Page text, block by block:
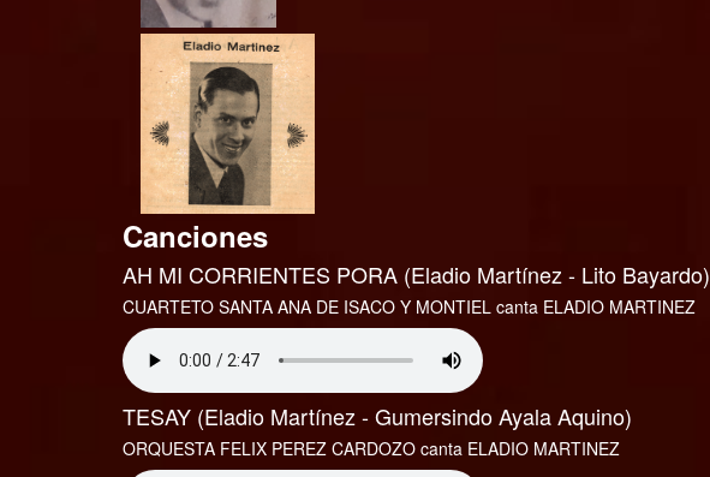
Canciones
AH MI CORRIENTES PORA (Eladio Martínez - Lito Bayardo)
CUARTETO SANTA ANA DE ISACO Y MONTIEL canta ELADIO MARTINEZ
TESAY (Eladio Martínez - Gumersindo Ayala Aquino)
ORQUESTA FELIX PEREZ CARDOZO canta ELADIO MARTINEZ